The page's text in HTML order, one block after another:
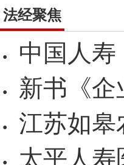
法经聚焦
· 中国人
· 新书《
· 江苏如皋
太平人